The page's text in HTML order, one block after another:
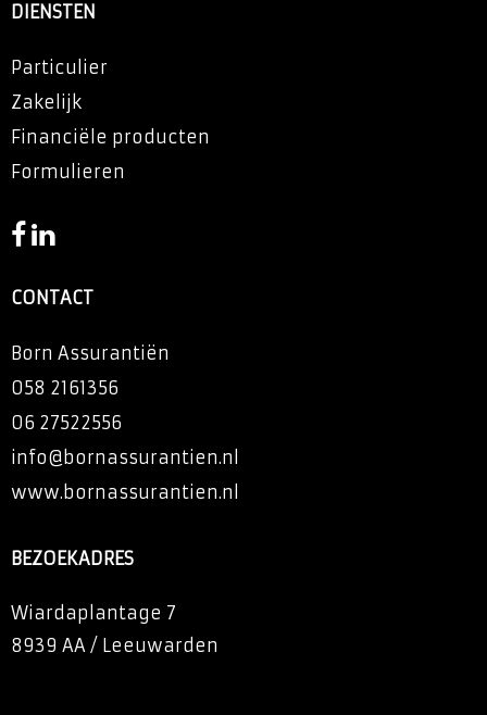
DIENSTEN
Particulier
Zakelijk
Financiële producten
Formulieren
CONTACT
Born Assurantiën
058 2161356
06 27522556
info@bornassurantien.nl
www.bornassurantien.nl
BEZOEKADRES
Wiardaplantage 7
8939 AA / Leeuwarden